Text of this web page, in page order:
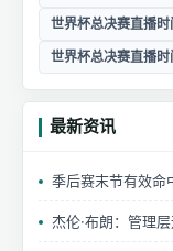
世界杯总决赛直播时
世界杯总决赛直播时
最新资讯
季后赛末节有效命
杰伦·布朗：管理